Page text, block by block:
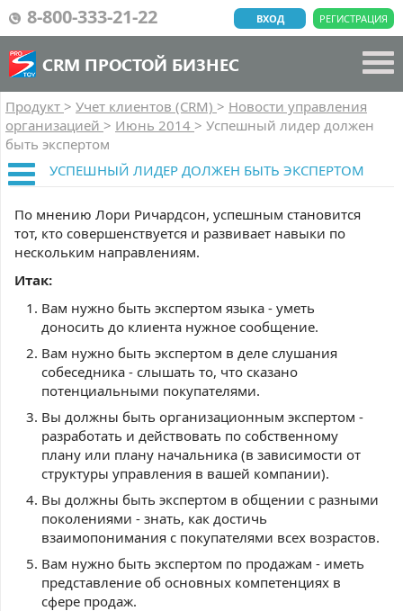
8-800-333-21-22 РЕГИСТРАЦИЯ
ВХОД
CRM ПРОСТОЙ БИЗНЕС
Продукт > Учет клиентов (CRM) > Новости управления
организацией > Июнь 2014 > Успешный лидер должен
быть экспертом
УСПЕШНЫЙ ЛИДЕР ДОЛЖЕН БЫТЬ ЭКСПЕРТОМ
По мнению Лори Ричардсон, успешным становится
тот, кто совершенствуется и развивает навыки по
нескольким направлениям.
Итак:
Вам нужно быть экспертом языка - уметь
доносить до клиента нужное сообщение.
Вам нужно быть экспертом в деле слушания
собеседника - слышать то, что сказано
потенциальными покупателями.
Вы должны быть организационным экспертом -
разработать и действовать по собственному
плану или плану начальника (в зависимости от
структуры управления в вашей компании).
Вы должны быть экспертом в общении с разными
поколениями - знать, как достичь
взаимопонимания с покупателями всех возрастов.
Вам нужно быть экспертом по продажам - иметь
представление об основных компетенциях в
сфере продаж.